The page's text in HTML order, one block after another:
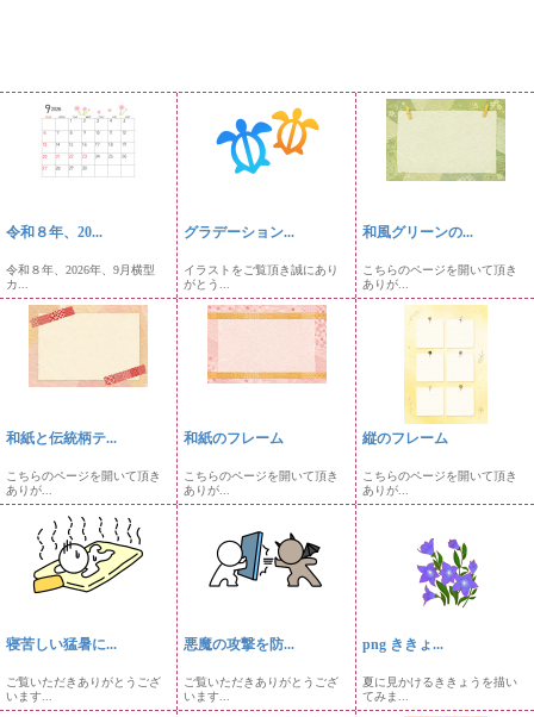
令和８年、20...
令和８年、2026年、9月横型
カ...
グラデーション...
イラストをご覧頂き誠にあり
がとう...
和風グリーンの...
こちらのページを開いて頂き
ありが...
和紙と伝統柄テ...
こちらのページを開いて頂き
ありが...
和紙のフレーム
こちらのページを開いて頂き
ありが...
縦のフレーム
こちらのページを開いて頂き
ありが...
寝苦しい猛暑に...
ご覧いただきありがとうござ
います...
悪魔の攻撃を防...
ご覧いただきありがとうござ
います...
png ききょ...
夏に見かけるききょうを描い
てみま...